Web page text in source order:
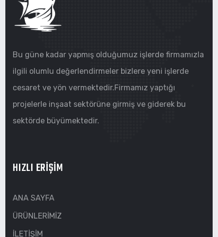
Bu güne kadar yapmış olduğumuz işlerde firmamızla
ilgili olumlu değerlendirmeler bizlere yeni işlerde
cesaret ve yön vermektedir.Firmamız yaptığı
projelerle inşaat sektörüne girmiş ve giderek bu
sektörde büyümektedir.
HIZLI ERİŞİM
ANA SAYFA
ÜRÜNLERİMİZ
İLETİŞİM